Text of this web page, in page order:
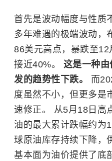
首先是波动幅度与性质
多年难遇的极端波动，
86美元高点，暴跌至
接近40%。 这是一种由
发的趋势性下跌。 而
度虽然不小，但更多是
速修正。 从5月18日高
油的最大累计跌幅约为
球原油库存持续下降，
基本面为油价提供了底